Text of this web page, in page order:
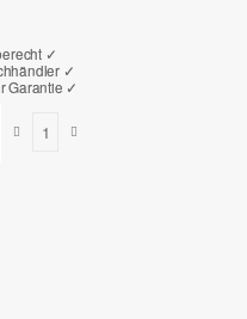
✓
✓
Garantie ✓